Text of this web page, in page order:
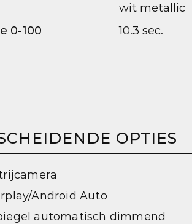
wit metallic
0-100
10.3 sec.
OPTIES
Android Auto
automatisch dimmend